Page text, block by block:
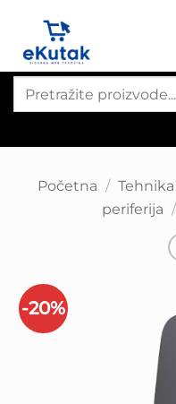
content
search
Početna /
periferija /
-20%